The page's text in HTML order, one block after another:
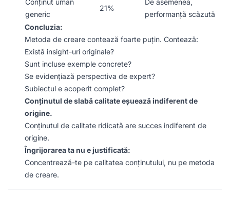
Conținut uman
generic
21%
De asemenea,
performanță scăzută
Concluzia:
Metoda de creare contează foarte puțin. Contează:
Există insight-uri originale?
Sunt incluse exemple concrete?
Se evidențiază perspectiva de expert?
Subiectul e acoperit complet?
Conținutul de slabă calitate eșuează indiferent de
origine.
Conținutul de calitate ridicată are succes indiferent de
origine.
Îngrijorarea ta nu e justificată:
Concentrează-te pe calitatea conținutului, nu pe metoda
de creare.